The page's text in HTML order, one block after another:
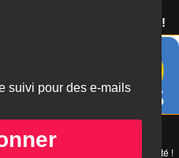
LE PASS'COMTOIS !
😉 LA carte de réduction
accessible à tous et valable
1 an entier en Franche-Comté !
suivi pour des e-mails